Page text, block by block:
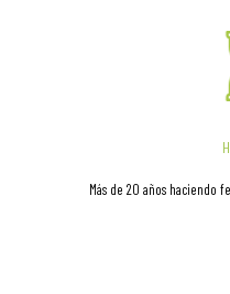
Más de 20 años haciendo